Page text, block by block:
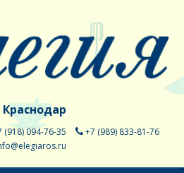
Краснодар
(918) 094-76-35
+7 (989) 833-81-76